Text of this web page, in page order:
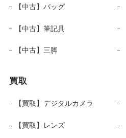
【中古】バッグ
【中古】筆記具
【中古】三脚
買取
【買取】デジタルカメラ
【買取】レンズ